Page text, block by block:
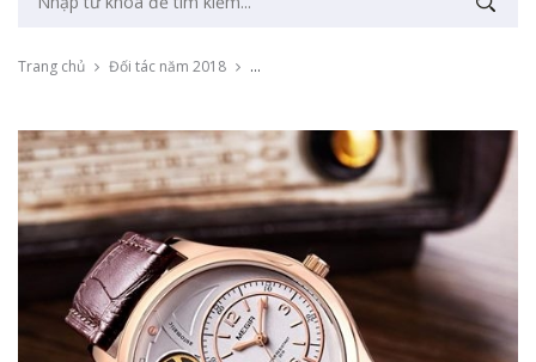
Trang chủ Đối tác năm 2018 Quay video quảng cáo đồng hồ đeo tay